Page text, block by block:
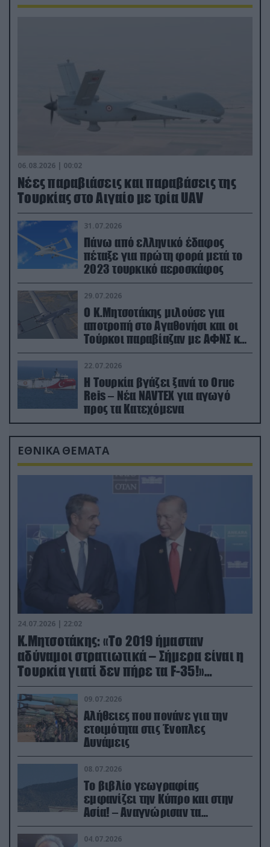
06.08.2026 | 00:02
Νέες παραβιάσεις και παραβάσεις της
Τουρκίας στο Αιγαίο με τρία UAV
31.07.2026
Πάνω από ελληνικό έδαφος
πέταξε για πρώτη φορά μετά το
2023 τουρκικό αεροσκάφος
29.07.2026
Ο Κ.Μητσοτάκης μιλούσε για
αποτροπή στο Αγαθονήσι και οι
Τούρκοι παραβίαζαν με ΑΦΝΣ και
drone
22.07.2026
Η Τουρκία βγάζει ξανά το Oruc
Reis – Νέα NAVTEX για αγωγό
προς τα Κατεχόμενα
ΕΘΝΙΚΑ ΘΕΜΑΤΑ
24.07.2026 | 22:02
Κ.Μητσοτάκης: «Το 2019 ήμασταν
αδύναμοι στρατιωτικά – Σήμερα είναι η
Τουρκία γιατί δεν πήρε τα F-35!»
(βίντεο)
09.07.2026
Αλήθειες που πονάνε για την
ετοιμότητα στις Ένοπλες
Δυνάμεις
08.07.2026
Το βιβλίο γεωγραφίας
εμφανίζει την Κύπρο και στην
Ασία! – Αναγνώρισαν τα
κατεχόμενα; (φωτο)
04.07.2026